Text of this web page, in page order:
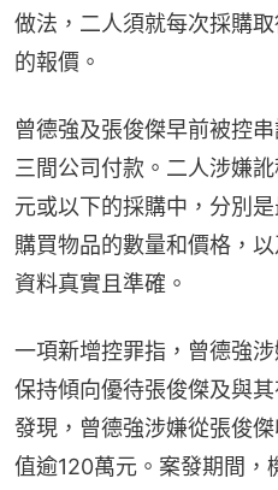
做法，二人須就每次採購
的報價。
曾德強及張俊傑早前被控
三間公司付款。二人涉嫌
元或以下的採購中，分別
購買物品的數量和價格，
資料真實且準確。
一項新增控罪指，曾德強
保持傾向優待張俊傑及與
發現，曾德強涉嫌從張俊
值逾120萬元。案發期間，